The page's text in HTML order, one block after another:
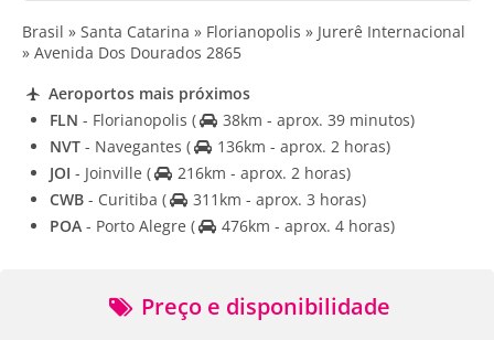
Brasil » Santa Catarina » Florianopolis » Jurerê Internacional
» Avenida Dos Dourados 2865
Aeroportos mais próximos
FLN - Florianopolis (
38km - aprox. 39 minutos)
NVT - Navegantes (
136km - aprox. 2 horas)
JOI - Joinville (
216km - aprox. 2 horas)
CWB - Curitiba (
311km - aprox. 3 horas)
POA - Porto Alegre ( 476km - aprox. 4 horas)
Preço e disponibilidade